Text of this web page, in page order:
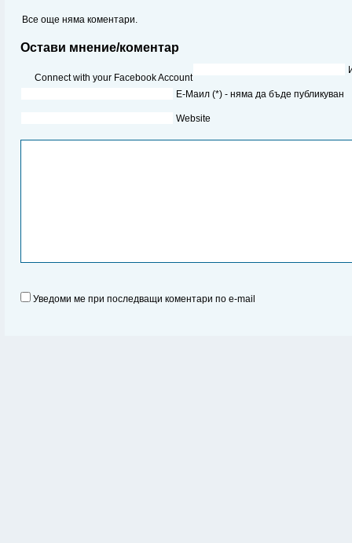
Все още няма коментари.
Остави мнение/коментар
Connect with your Facebook Account
Е-Маил (*) - няма да бъде публикуван
Website
Уведоми ме при последващи коментари по e-mail